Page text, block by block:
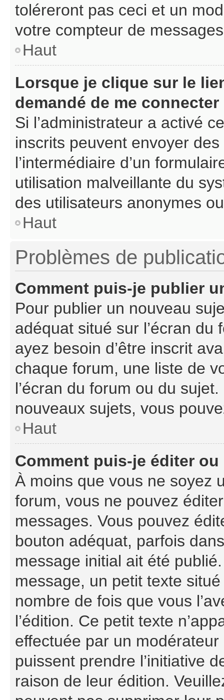
toléreront pas ceci et un
votre compteur de
Haut
Lorsque je clique sur le
demandé de me connecter
Si l’administrateur a activé
inscrits peuvent envoyer
l’intermédiaire d’un
utilisation malveillante du
des utilisateurs anonymes
Haut
Problèmes de
Comment puis-je publier
Pour publier un nouveau
adéquat situé sur l’écran
ayez besoin d’être inscrit
chaque forum, une liste de
l’écran du forum ou du
nouveaux sujets, vous
Haut
Comment puis-je éditer
À moins que vous ne soyez
forum, vous ne pouvez
messages. Vous pouvez
bouton adéquat, parfois
message initial ait été
message, un petit texte
nombre de fois que vous
l’édition. Ce petit texte
effectuée par un
puissent prendre l’initiative
raison de leur édition.